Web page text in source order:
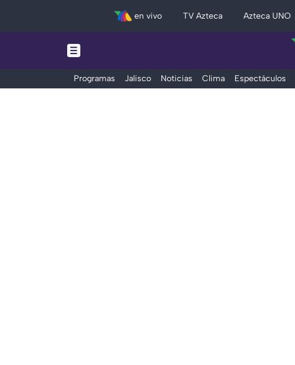
en vivo TV Azteca Azteca UNO
Programas Jalisco Noticias Clima Espectáculos